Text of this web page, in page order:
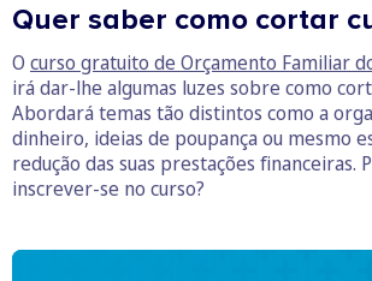
Quer saber como cortar
O curso gratuito de Orçamento Familiar
irá dar-lhe algumas luzes sobre como
Abordará temas tão distintos como a
dinheiro, ideias de poupança ou mesmo
redução das suas prestações financeiras.
inscrever-se no curso?